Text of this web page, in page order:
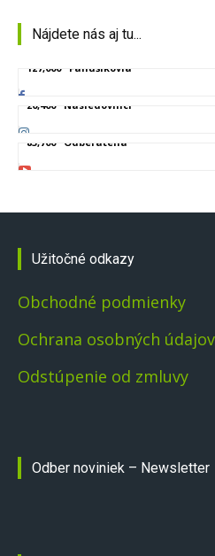
Nájdete nás aj tu...
127,000
Fanúšikovia
20,400
Nasledovníci
83,700
Odberatelia
Užitočné odkazy
Obchodné podmienky
Ochrana osobných údajov
Odstúpenie od zmluvy
Odber noviniek – Newsletter